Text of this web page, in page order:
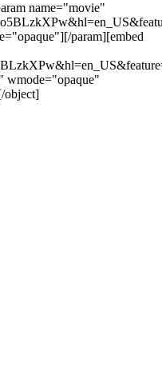
name="movie"
param][embed
wmode="opaque"
object]